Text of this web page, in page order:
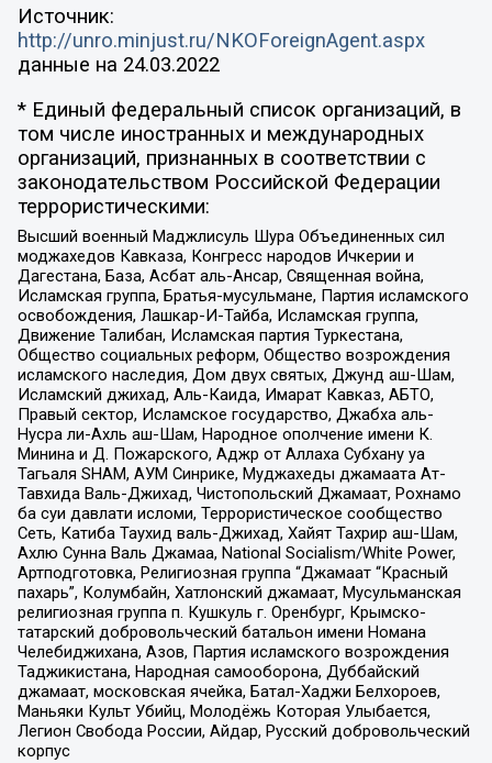
Источник:
http://unro.minjust.ru/NKOForeignAgent.aspx
данные на 24.03.2022
* Единый федеральный список организаций, в
том числе иностранных и международных
организаций, признанных в соответствии с
законодательством Российской Федерации
террористическими:
Высший военный Маджлисуль Шура Объединенных сил
моджахедов Кавказа, Конгресс народов Ичкерии и
Дагестана, База, Асбат аль-Ансар, Священная война,
Исламская группа, Братья-мусульмане, Партия исламского
освобождения, Лашкар-И-Тайба, Исламская группа,
Движение Талибан, Исламская партия Туркестана,
Общество социальных реформ, Общество возрождения
исламского наследия, Дом двух святых, Джунд аш-Шам,
Исламский джихад, Аль-Каида, Имарат Кавказ, АБТО,
Правый сектор, Исламское государство, Джабха аль-
Нусра ли-Ахль аш-Шам, Народное ополчение имени К.
Минина и Д. Пожарского, Аджр от Аллаха Субхану уа
Тагьаля SHAM, АУМ Синрике, Муджахеды джамаата Ат-
Тавхида Валь-Джихад, Чистопольский Джамаат, Рохнамо
ба суи давлати исломи, Террористическое сообщество
Сеть, Катиба Таухид валь-Джихад, Хайят Тахрир аш-Шам,
Ахлю Сунна Валь Джамаа, National Socialism/White Power,
Артподготовка, Религиозная группа “Джамаат “Красный
пахарь”, Колумбайн, Хатлонский джамаат, Мусульманская
религиозная группа п. Кушкуль г. Оренбург, Крымско-
татарский добровольческий батальон имени Номана
Челебиджихана, Азов, Партия исламского возрождения
Таджикистана, Народная самооборона, Дуббайский
джамаат, московская ячейка, Батал-Хаджи Белхороев,
Маньяки Культ Убийц, Молодёжь Которая Улыбается,
Легион Свобода России, Айдар, Русский добровольческий
корпус